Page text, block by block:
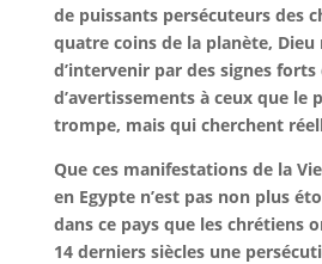
de puissants persécuteurs des
quatre coins de la planète, Dieu
d’intervenir par des signes
d’avertissements à ceux que le
trompe, mais qui cherchent
Que ces manifestations de la
en Egypte n’est pas non plus
dans ce pays que les chrétiens
14 derniers siècles une